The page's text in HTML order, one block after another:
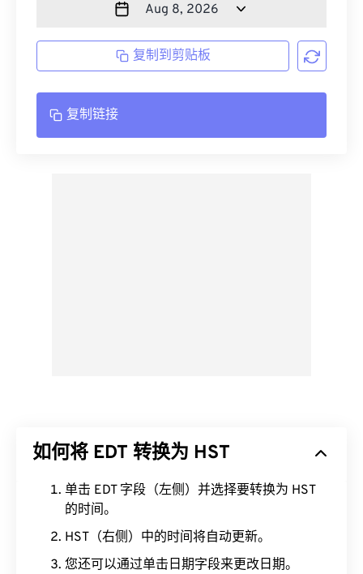
复制到剪贴板
复制链接
如何将 EDT 转换为 HST
单击 EDT 字段（左侧）并选择要转换为 HST
的时间。
HST（右侧）中的时间将自动更新。
您还可以通过单击日期字段来更改日期。